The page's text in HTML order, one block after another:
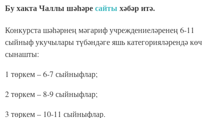
Бу хакта Чаллы шәһәресайты хәбәр итә.
Конкурста шәһәрнең мәгариф учреждениеләренең 6-11
сыйныф укучылары түбәндәге яшь категорияләрендә көч
сынашты:
1 төркем – 6-7 сыйныфлар;
2 төркем – 8-9 сыйныфлар;
3 төркем – 10-11 сыйныфлар.